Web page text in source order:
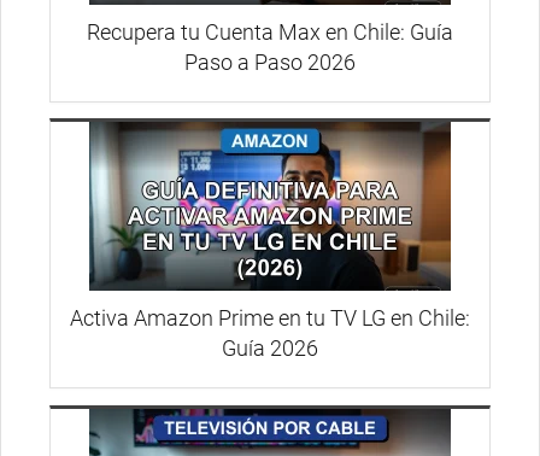
Recupera tu Cuenta Max en Chile: Guía
Paso a Paso 2026
Activa Amazon Prime en tu TV LG en Chile:
Guía 2026